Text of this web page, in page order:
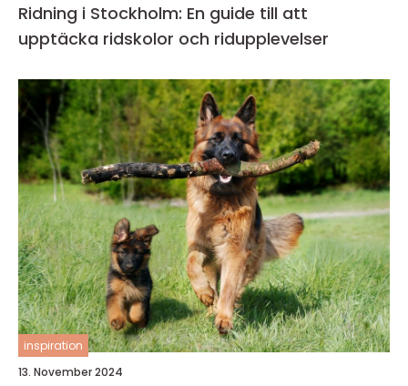
Ridning i Stockholm: En guide till att
upptäcka ridskolor och ridupplevelser
inspiration
13. November 2024